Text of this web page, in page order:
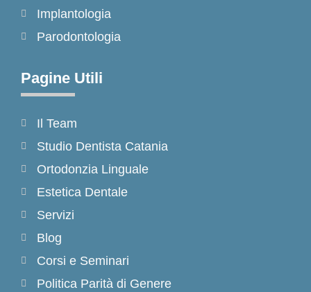
Implantologia
Parodontologia
Pagine Utili
Il Team
Studio Dentista Catania
Ortodonzia Linguale
Estetica Dentale
Servizi
Blog
Corsi e Seminari
Politica Parità di Genere